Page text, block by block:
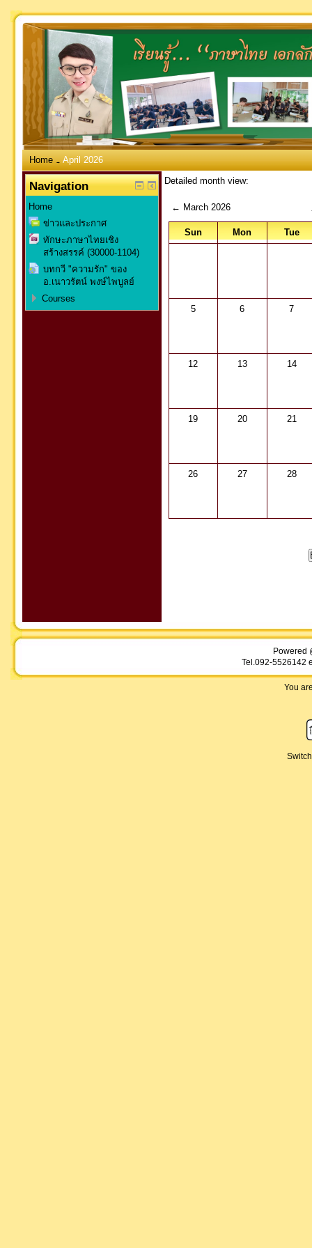
Home →
April 2026
Detailed month view:
← March 2026
Sun Mon Tue
5 6 7
12 13 14
19 20 21
26 27 28
Navigation
Home
ข่าวและประกาศ
ทักษะภาษาไทยเชิง
สร้างสรรค์ (30000-1104)
บทกวี "ความรัก" ของ
อ.เนาวรัตน์ พงษ์ไพบูลย์
Courses
Powered
Tel.092-5526142
You